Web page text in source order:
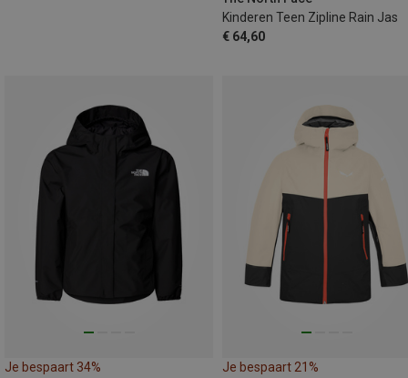
Kinderen Teen Zipline Rain Jas
€ 64,60
Je bespaart 34% Je bespaart 21%